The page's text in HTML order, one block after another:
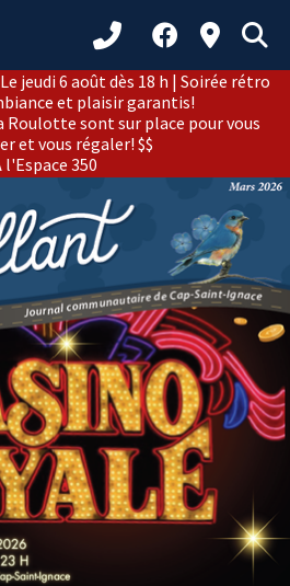
jeudi 6 août dès 18 h | Soirée rétro
et plaisir garantis!
Roulotte sont sur place pour vous
et vous régaler! $$
l'Espace 350